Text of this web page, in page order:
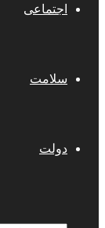
اجتماعی
سلامت
دولت